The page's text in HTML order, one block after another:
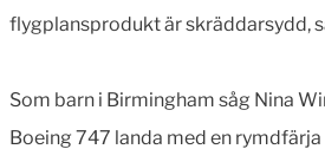
flygplansprodukt är skräddarsydd,
Som barn i Birmingham såg Nina
Boeing 747 landa med en rymdfärja